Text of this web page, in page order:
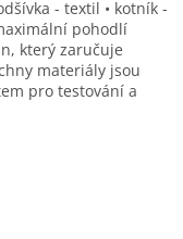
- textil • kotník -
pohodlí
který zaručuje
materiály jsou
pro testování a